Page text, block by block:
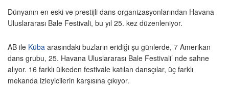
Dünyanın en eski ve prestijli dans organizasyonlarından Havana
Uluslararası Bale Festivali, bu yıl 25. kez düzenleniyor.
AB ile Küba arasındaki buzların eridiği şu günlerde, 7 Amerikan
dans grubu, 25. Havana Uluslararası Bale Festivali’ nde sahne
alıyor. 16 farklı ülkeden festivale katılan dansçılar, üç farklı
mekanda izleyicilerin karşısına çıkıyor.